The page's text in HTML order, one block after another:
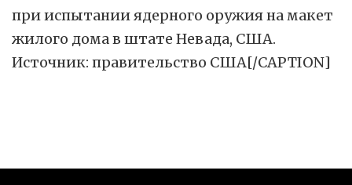
при испытании ядерного оружия на макет
жилого дома в штате Невада, США.
Источник: правительство США[/CAPTION]